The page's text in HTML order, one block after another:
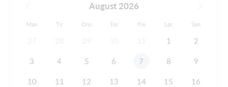
August 2026
Man Tir Ons Tor Fre Lør Søn
1 2
3 4 5 6 7 8 9
10 11 12 13 14 15 16